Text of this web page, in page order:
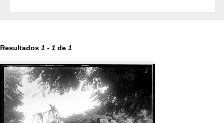
Resultados 1 - 1 de 1